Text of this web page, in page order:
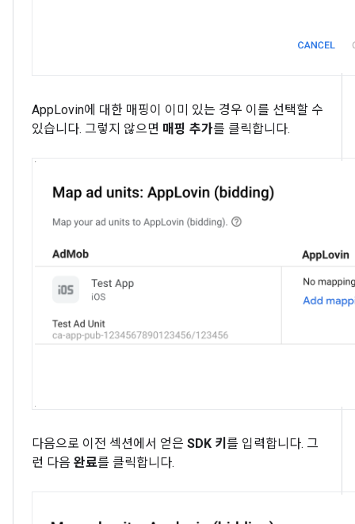
AppLovin에 대한 매핑이 이미 있는 경우 이를 선택할 수
있습니다. 그렇지 않으면 매핑 추가를 클릭합니다.
다음으로 이전 섹션에서 얻은 SDK 키 를 입력합니다. 그
런 다음 완료를 클릭합니다.